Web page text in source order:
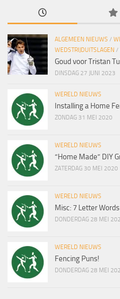
ALGEMEEN NIEUWS /
WEDSTRIJDUITSLAGEN /
Goud voor Tristan
DINSDAG 27 JUNI 2023
WERELD NIEUWS
Installing a Home
ZONDAG 31 MEI 2020
WERELD NIEUWS
“Home Made” DIY
ZATERDAG 30 MEI 2020
WERELD NIEUWS
Misc: 7 Letter
DONDERDAG 28 MEI
WERELD NIEUWS
Fencing Puns!
DONDERDAG 28 MEI